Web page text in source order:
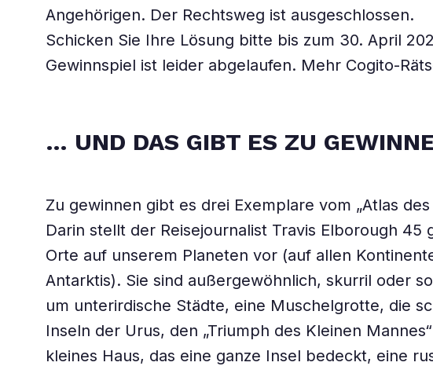
Angehörigen. Der Rechtsweg ist ausgeschlossen.
Schicken Sie Ihre Lösung bitte bis zum 30. April
Gewinnspiel ist leider abgelaufen. Mehr Cogito-
… UND DAS GIBT ES ZU
Zu gewinnen gibt es drei Exemplare vom „Atlas
Darin stellt der Reisejournalist Travis Elborough 45
Orte auf unserem Planeten vor (auf allen
Antarktis). Sie sind außergewöhnlich, skurril oder
um unterirdische Städte, eine Muschelgrotte, die
Inseln der Urus, den „Triumph des Kleinen
kleines Haus, das eine ganze Insel bedeckt, eine